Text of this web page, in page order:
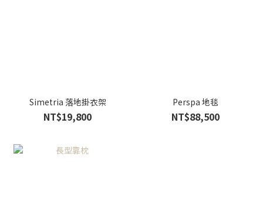
Simetria 落地掛衣架
NT$19,800
Perspa 地毯
NT$88,500